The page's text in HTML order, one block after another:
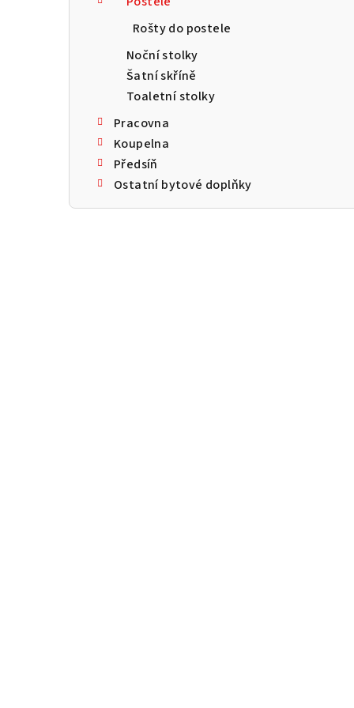
Rošty do postele
Noční stolky
Šatní skříně
Toaletní stolky
Pracovna
Koupelna
Předsíň
Ostatní bytové doplňky